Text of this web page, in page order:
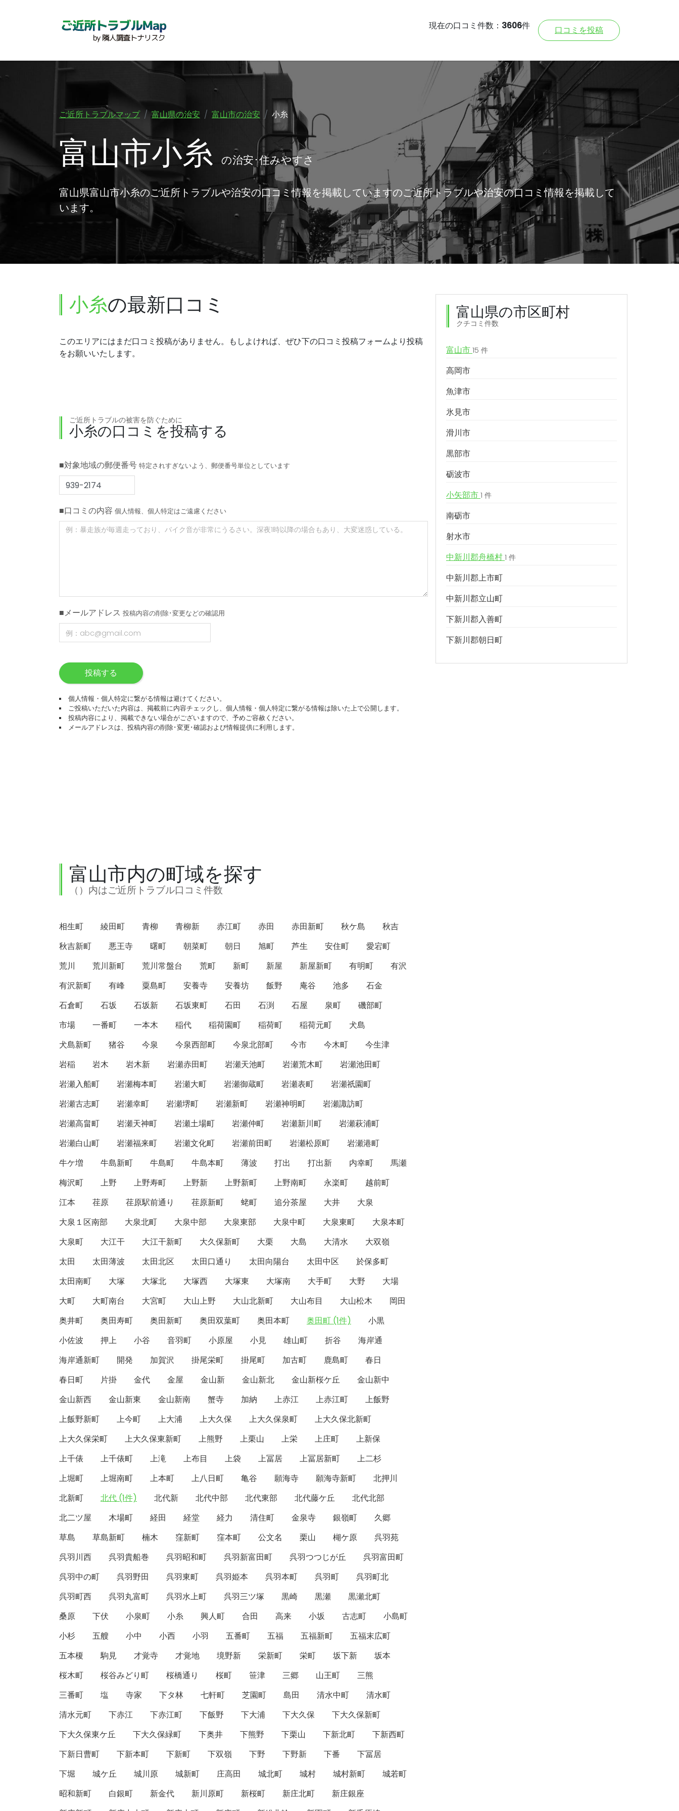
現在の口コミ件数： 3606件 口コミを投稿
ご近所トラブルマップ 富山県の治安 富山市の治安 小糸
富山市小糸 の治安･住みやすさ
富山県富山市小糸のご近所トラブルや治安の口コミ情報を掲載していますのご近所トラブルや治安の口コミ情報を掲載して
います。
小糸の最新口コミ
このエリアにはまだ口コミ投稿がありません。もしよければ、ぜひ下の口コミ投稿フォームより投稿
をお願いいたします。
ご近所トラブルの被害を防ぐために
小糸の口コミを投稿する
■対象地域の郵便番号 特定されすぎないよう、郵便番号単位としています
■口コミの内容 個人情報、個人特定はご遠慮ください
■メールアドレス 投稿内容の削除･変更などの確認用
投稿する
個人情報・個人特定に繋がる情報は避けてください。
ご投稿いただいた内容は、掲載前に内容チェックし、個人情報・個人特定に繋がる情報は除いた上で公開します。
投稿内容により、掲載できない場合がございますので、予めご容赦ください。
メールアドレスは、投稿内容の削除･変更･確認および情報提供に利用します。
富山市内の町域を探す
（）内はご近所トラブル口コミ件数
相生町 綾田町 青柳 青柳新 赤江町 赤田 赤田新町 秋ケ島
秋吉
秋吉新町
悪王寺 曙町 朝菜町 朝日 旭町 芦生 安住町
愛宕町
荒川
荒川新町 荒川常盤台 荒町 新町 新屋 新屋新町 有明町
有沢
有沢新町
有峰 粟島町 安養寺 安養坊 飯野 庵谷 池多
石金
石倉町
石坂 石坂新 石坂東町 石田 石渕 石屋 泉町
磯部町
市場
一番町 一本木 稲代 稲荷園町 稲荷町 稲荷元町
犬島
犬島新町
猪谷 今泉 今泉西部町 今泉北部町 今市 今木町
今生津
岩稲
岩木 岩木新 岩瀬赤田町 岩瀬天池町 岩瀬荒木町
岩瀬池田町
岩瀬入船町
岩瀬梅本町 岩瀬大町 岩瀬御蔵町 岩瀬表町
岩瀬祇園町
岩瀬古志町
岩瀬幸町 岩瀬堺町 岩瀬新町 岩瀬神明町
岩瀬諏訪町
岩瀬高畠町
岩瀬天神町 岩瀬土場町 岩瀬仲町 岩瀬新川町
岩瀬萩浦町
岩瀬白山町
岩瀬福来町 岩瀬文化町 岩瀬前田町 岩瀬松原町
岩瀬港町
牛ケ増
牛島新町 牛島町 牛島本町 薄波 打出 打出新 内幸町
馬瀬
梅沢町
上野 上野寿町 上野新 上野新町 上野南町 永楽町
越前町
江本
荏原 荏原駅前通り 荏原新町 蛯町 追分茶屋 大井
大泉
大泉１区南部
大泉北町 大泉中部 大泉東部 大泉中町 大泉東町
大泉本町
大泉町
大江干 大江干新町 大久保新町 大栗 大島 大清水
大双嶺
太田
太田薄波 太田北区 太田口通り 太田向陽台 太田中区
於保多町
太田南町
大塚 大塚北 大塚西 大塚東 大塚南 大手町 大野
大場
大町
大町南台 大宮町 大山上野 大山北新町 大山布目 大山松木
岡田
奥井町
奥田寿町 奥田新町 奥田双葉町 奥田本町 奥田町 (1件)
小黒
小佐波
押上 小谷 音羽町 小原屋 小見 雄山町 折谷
海岸通
海岸通新町
開発 加賀沢 掛尾栄町 掛尾町 加古町 鹿島町
春日
春日町
片掛 金代 金屋 金山新 金山新北 金山新桜ケ丘
金山新中
金山新西
金山新東 金山新南 蟹寺 加納 上赤江 上赤江町
上飯野
上飯野新町
上今町 上大浦 上大久保 上大久保泉町
上大久保北新町
上大久保栄町
上大久保東新町 上熊野 上栗山 上栄 上庄町
上新保
上千俵
上千俵町 上滝 上布目 上袋 上冨居 上冨居新町
上二杉
上堀町
上堀南町 上本町 上八日町 亀谷 願海寺 願海寺新町
北押川
北新町
北代 (1件) 北代新 北代中部 北代東部 北代藤ケ丘
北代北部
北二ツ屋
木場町 経田 経堂 経力 清住町 金泉寺 銀嶺町
久郷
草島
草島新町 楠木 窪新町 窪本町 公文名 栗山 楜ケ原
呉羽苑
呉羽川西
呉羽貴船巻 呉羽昭和町 呉羽新富田町 呉羽つつじが丘
呉羽富田町
呉羽中の町
呉羽野田 呉羽東町 呉羽姫本 呉羽本町 呉羽町
呉羽町北
呉羽町西
呉羽丸富町 呉羽水上町 呉羽三ツ塚 黒崎 黒瀬
黒瀬北町
桑原
下伏 小泉町 小糸 興人町 合田 高来 小坂 古志町
小島町
小杉
五艘 小中 小西 小羽 五番町 五福 五福新町
五福末広町
五本榎
駒見 才覚寺 才覚地 境野新 栄新町 栄町 坂下新
坂本
桜木町
桜谷みどり町 桜橋通り 桜町 笹津 三郷 山王町
三熊
三番町
塩 寺家 下タ林 七軒町 芝園町 島田 清水中町
清水町
清水元町
下赤江 下赤江町 下飯野 下大浦 下大久保
下大久保新町
下大久保東ケ丘
下大久保緑町 下奥井 下熊野 下栗山 下新北町
下新西町
下新日曹町
下新本町 下新町 下双嶺 下野 下野新 下番
下冨居
下堀
城ケ丘 城川原 城新町 庄高田 城北町 城村 城村新町
城若町
昭和新町
白銀町 新金代 新川原町 新桜町 新庄北町
新庄銀座
富山県の市区町村
クチコミ件数
富山市 15 件
高岡市
魚津市
氷見市
滑川市
黒部市
砺波市
小矢部市 1 件
南砺市
射水市
中新川郡舟橋村 1 件
中新川郡上市町
中新川郡立山町
下新川郡入善町
下新川郡朝日町